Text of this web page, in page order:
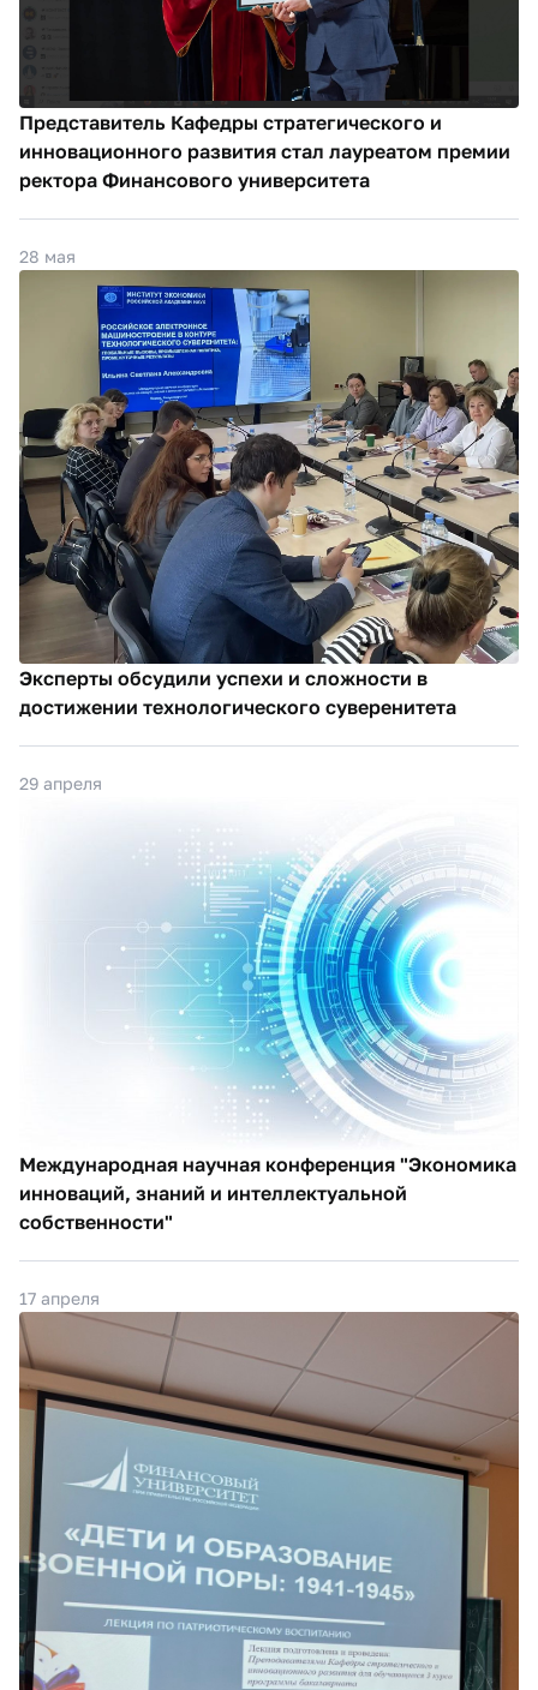
Представитель Кафедры стратегического и
инновационного развития стал лауреатом премии
ректора Финансового университета
28 мая
Эксперты обсудили успехи и сложности в
достижении технологического суверенитета
29 апреля
Международная научная конференция "Экономика
инноваций, знаний и интеллектуальной
собственности"
17 апреля